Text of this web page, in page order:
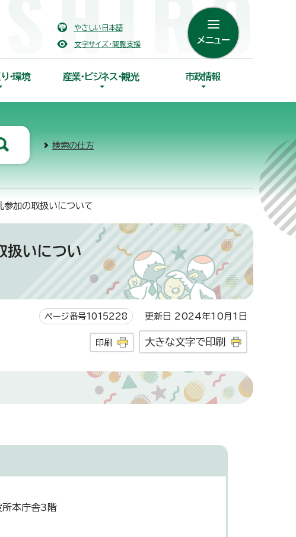
やさしい日本語
文字サイズ・閲覧支援 メニュー
・環境 産業・ビジネス・観光 市政情報
検索の仕方
加の取扱いについて
扱いについ
ページ番号1015228 更新日 2024年10月1日
印刷 大きな文字で印刷
本庁舎3階